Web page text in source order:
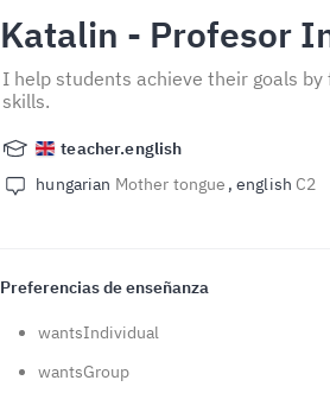
Katalin - Profesor
I help students achieve their goals
skills.
teacher.english
hungarian Mother tongue english C2
Preferencias de enseñanza
wantsIndividual
wantsGroup